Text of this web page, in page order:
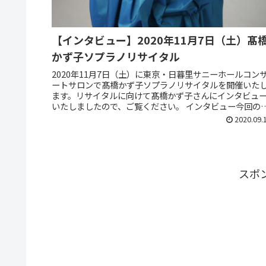
【インタビュー】2020年11月7日（土）髙
かず子ソプラノリサイタル
2020年11月7日（土）に東京・日暮里サニーホールコン
ートサロンで髙橋かず子ソプラノリサイタルを開催いた
ます。リサイタルに向けて髙橋かず子さんにインタビュー
いたしましたので、ご覧ください。 インタビュー今回の
スポ